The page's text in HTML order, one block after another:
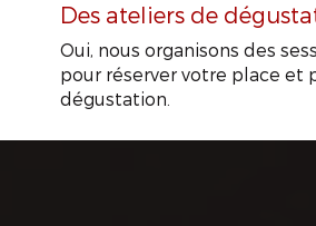
Des ateliers de
Oui, nous organisons des
pour réserver votre place et
dégustation.